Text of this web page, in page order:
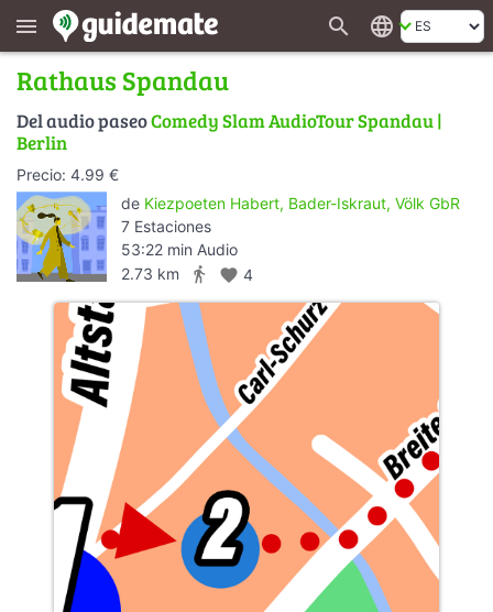
menu search language
Rathaus Spandau
Del audio paseoComedy Slam AudioTour Spandau |
Berlin
Precio: 4.99 €
de Kiezpoeten Habert, Bader-Iskraut, Völk GbR
7 Estaciones
53:22 min Audio
2.73 km
directions_walk favorite 4